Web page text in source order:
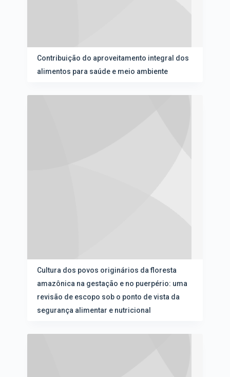
Contribuição do aproveitamento integral dos
alimentos para saúde e meio ambiente
Cultura dos povos originários da floresta
amazônica na gestação e no puerpério: uma
revisão de escopo sob o ponto de vista da
segurança alimentar e nutricional